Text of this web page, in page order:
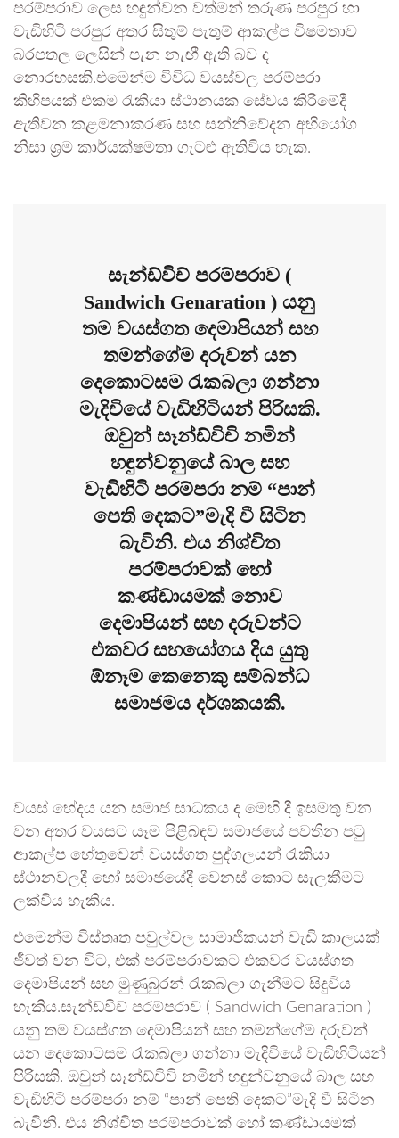
පරම්පරාව ලෙස හඳුන්වන වත්මන් තරුණ පරපුර හා
වැඩිහිටි පරපුර අතර සිතුම් පැතුම් ආකල්ප විෂමතාව
බරපතල ලෙසින් පැන නැඟී ඇති බව ද
නොරහසකි.එමෙන්ම විවිධ වයස්වල පරම්පරා
කිහිපයක් එකම රැකියා ස්ථානයක සේවය කිරීමේදී
ඇතිවන කළමනාකරණ සහ සන්නිවේදන අභියෝග
නිසා ශ්‍රම කාර්යක්ෂමතා ගැටළු ඇතිවිය හැක.
සැන්ඩ්විච් පරම්පරාව (
Sandwich Genaration ) යනු
තම වයස්ගත දෙමාපියන් සහ
තමන්ගේම දරුවන් යන
දෙකොටසම රැකබලා ගන්නා
මැදිවියේ වැඩිහිටියන් පිරිසකි.
ඔවුන් සෑන්ඩ්විචි නමින්
හඳුන්වනුයේ බාල සහ
වැඩිහිටි පරම්පරා නම් “පාන්
පෙති දෙකට”මැදි වී සිටින
බැවිනි. එය නිශ්චිත
පරම්පරාවක් හෝ
කණ්ඩායමක් නොව
දෙමාපියන් සහ දරුවන්ට
එකවර සහයෝගය දිය යුතු
ඕනෑම කෙනෙකු සම්බන්ධ
සමාජමය දර්ශකයකි.
වයස් භේදය යන සමාජ සාධකය ද මෙහි දී ඉසමතු වන
වන අතර වයසට යෑම පිළිබඳව සමාජයේ පවතින පටු
ආකල්ප හේතුවෙන් වයස්ගත පුද්ගලයන් රැකියා
ස්ථානවලදී හෝ සමාජයේදී වෙනස් කොට සැලකීමට
ලක්විය හැකිය.
එමෙන්ම විස්තෘත පවුල්වල සාමාජිකයන් වැඩි කාලයක්
ජීවත් වන විට, එක් පරම්පරාවකට එකවර වයස්ගත
දෙමාපියන් සහ මුණුබුරන් රැකබලා ගැනීමට සිදුවිය
හැකිය.සැන්ඩ්විච් පරම්පරාව ( Sandwich Genaration )
යනු තම වයස්ගත දෙමාපියන් සහ තමන්ගේම දරුවන්
යන දෙකොටසම රැකබලා ගන්නා මැදිවියේ වැඩිහිටියන්
පිරිසකි. ඔවුන් සෑන්ඩ්විචි නමින් හඳුන්වනුයේ බාල සහ
වැඩිහිටි පරම්පරා නම් “පාන් පෙති දෙකට”මැදි වී සිටින
බැවිනි. එය නිශ්චිත පරම්පරාවක් හෝ කණ්ඩායමක්